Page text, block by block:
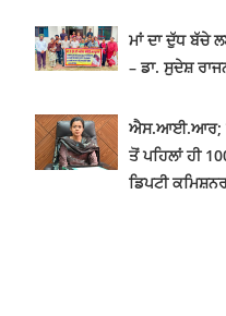
ਮਾਂ ਦਾ ਦੁੱਧ ਬੱਚੇ
– ਡਾ. ਸੁਦੇਸ਼
ਐਸ.ਆਈ.ਆਰ;
ਤੋਂ ਪਹਿਲਾਂ ਹੀ
ਡਿਪਟੀ